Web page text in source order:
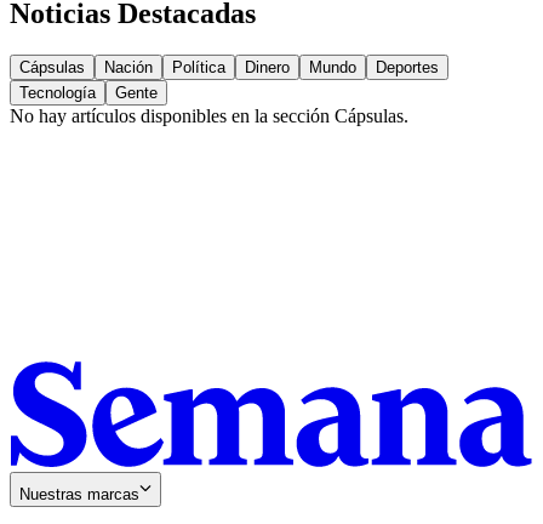
Noticias Destacadas
Cápsulas Nación Política Dinero Mundo
Deportes
Tecnología
Gente
No hay artículos disponibles en la sección Cápsulas.
Nuestras marcas